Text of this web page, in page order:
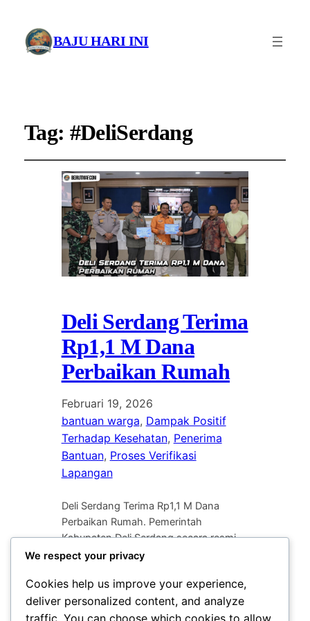
BAJU HARI INI
Tag: #DeliSerdang
Deli Serdang Terima
Rp1,1 M Dana
Perbaikan Rumah
Februari 19, 2026
bantuan warga, Dampak Positif
Terhadap Kesehatan, Penerima
Bantuan, Proses Verifikasi
Lapangan
Deli Serdang Terima Rp1,1 M Dana
Perbaikan Rumah. Pemerintah
Kabupaten Deli Serdang secara resmi
menerima kucuran dana bantuan
peruntukkan khusus bagi program
perbaikan rumah tidak layak huni
(RTLH) di wilayah tersebut. Penyaluran
We respect your privacy
Cookies help us improve your experience,
deliver personalized content, and analyze
traffic. You can choose which cookies to allow